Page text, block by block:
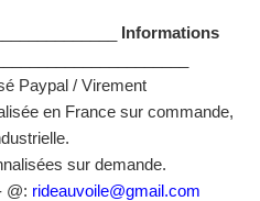
Informations
Paypal / Virement
en France sur commande,
sur demande.
@: rideauvoile@gmail.com